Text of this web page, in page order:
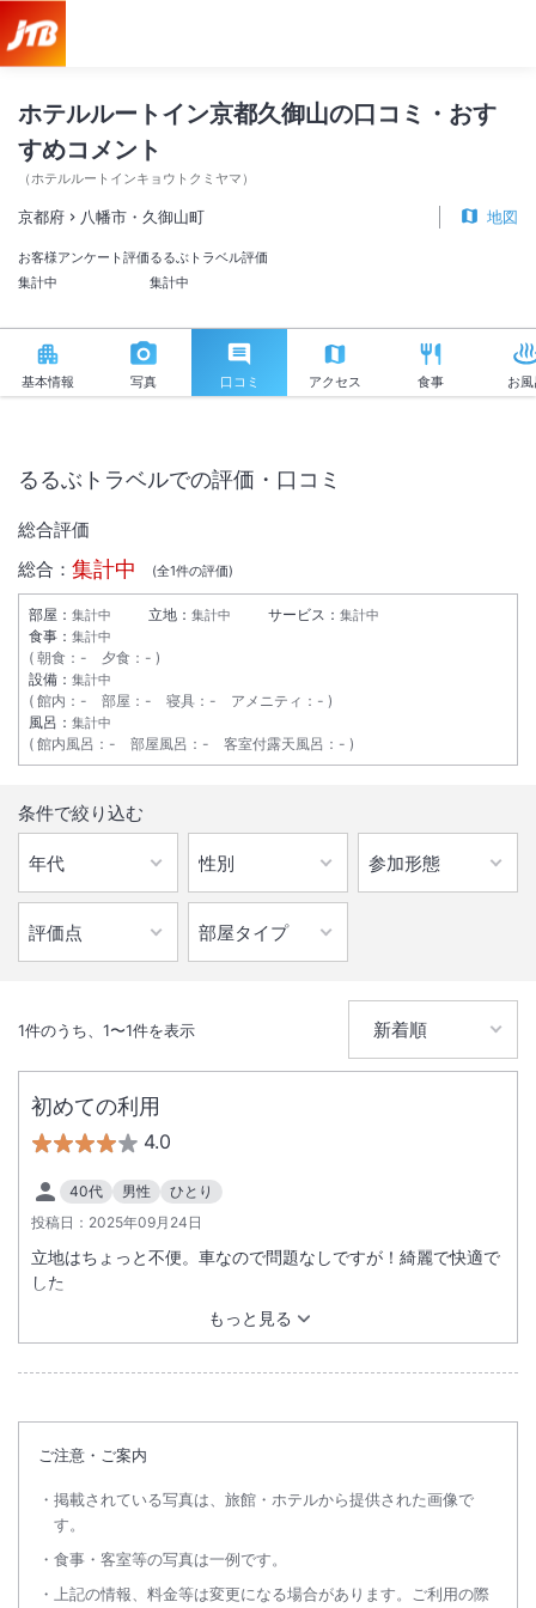
ホテルルートイン京都久御山の口コミ・おす
すめコメント
（ホテルルートインキョウトクミヤマ ）
京都府 八幡市・久御山町 地図
お客様アンケート評価
集計中
るるぶトラベル評価
集計中
基本情報 写真 口コミ アクセス 食事 お
久御山ICからお車で約1分と、お車で来られる際に大変便利な立地で
す。
駐車場あり
施設からのお知らせ
大型車(トラックやバス等、駐車場一台分の区画に収まらない車両)は有
料・予約制です。
ホテルまでお問い合わせください。
※駐車代金…1台1泊3,000円
るるぶトラベルでの評価・口コミ
総合評価
総合： 集計中 (全1件の評価)
部屋： 集計中 立地： 集計中 サービス： 集計中
食事： 集計中
朝食 ： - 夕食 ： -
設備： 集計中
館内 ： - 部屋 ： - 寝具 ： - アメニティ ： -
風呂： 集計中
館内風呂 ： - 部屋風呂 ： - 客室付露天風呂 ： -
条件で絞り込む
1件のうち、 1〜1件を表示
初めての利用
4.0
40代 男性
ひとり
投稿日： 2025年09月24日
もっと見る
立地はちょっと不便。車なので問題なしですが！綺麗で快適で
した
ご注意・ご案内
掲載されている写真は、旅館・ホテルから提供された画像で
す。
食事・客室等の写真は一例です。
上記の情報、料金等は変更になる場合があります。ご利用の際